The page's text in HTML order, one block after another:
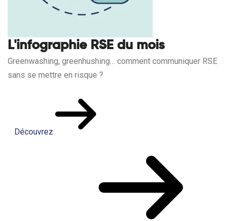
L'infographie RSE du mois
Greenwashing, greenhushing… comment communiquer RSE
sans se mettre en risque ?
Découvrez